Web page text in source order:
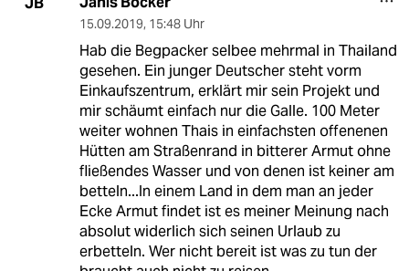
15.09.2019, 15:48 Uhr
Hab die Begpacker selbee mehrmal in Thailand
gesehen. Ein junger Deutscher steht vorm
Einkaufszentrum, erklärt mir sein Projekt und
mir schäumt einfach nur die Galle. 100 Meter
weiter wohnen Thais in einfachsten offenenen
Hütten am Straßenrand in bitterer Armut ohne
fließendes Wasser und von denen ist keiner am
betteln...In einem Land in dem man an jeder
Ecke Armut findet ist es meiner Meinung nach
absolut widerlich sich seinen Urlaub zu
erbetteln. Wer nicht bereit ist was zu tun der